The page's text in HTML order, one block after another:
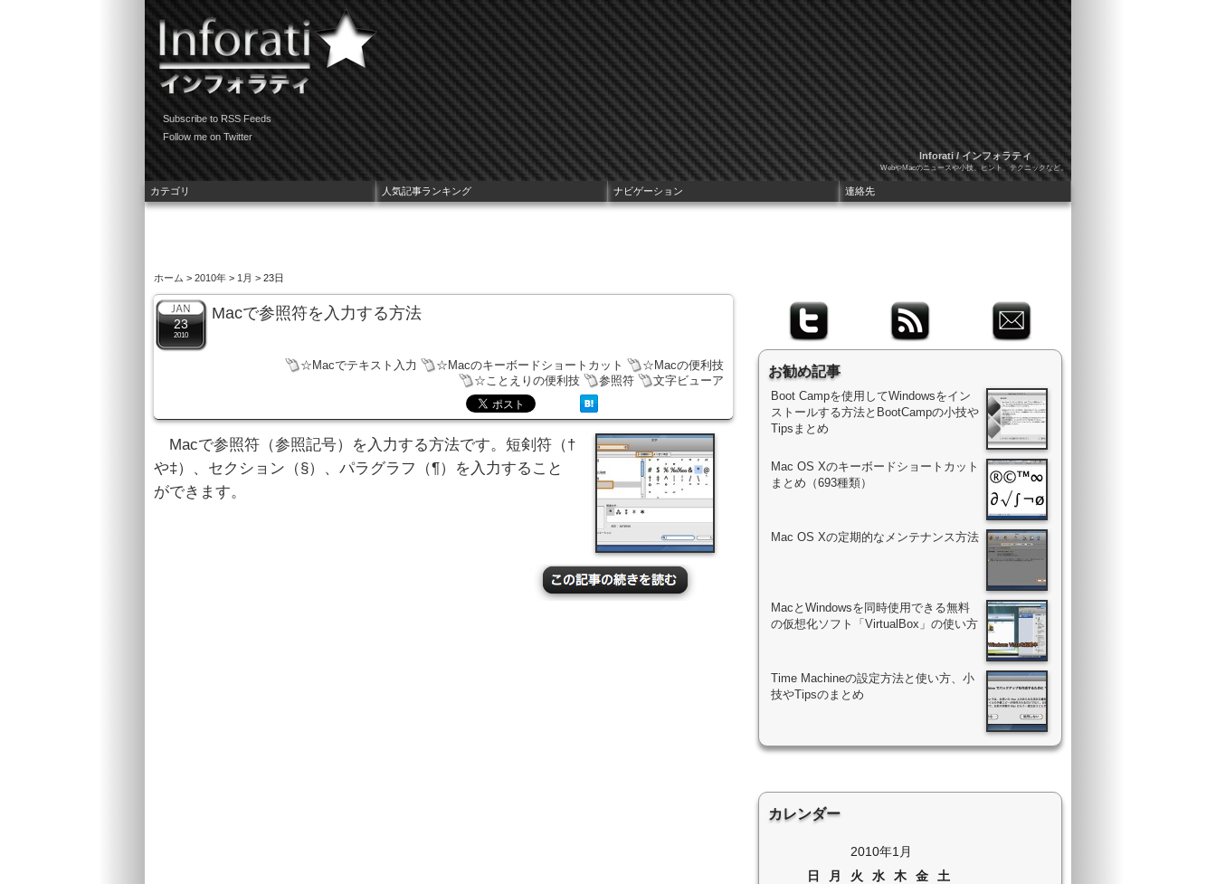
Inforati / インフォラティ
WebやMacのニュースや小技、ヒント、テクニックなど。
Subscribe to RSS Feeds
Follow me on Twitter
ホーム > 2010年 > 1月 > 23日
23
2010
Macで参照符を入力する方法
☆Macでテキスト入力 ☆Macのキーボードショートカット
☆Macの便利技
☆ことえりの便利技
参照符 文字ビューア
Macで参照符（参照記号）を入力する方法です。短剣符（†
や‡）、セクション（§）、パラグラフ（¶）を入力すること
ができます。
お勧め記事
Boot Campを使用してWindowsをイン
ストールする方法とBootCampの小技や
Tipsまとめ
Mac OS Xのキーボードショートカット
まとめ（693種類）
Mac OS Xの定期的なメンテナンス方法
MacとWindowsを同時使用できる無料
の仮想化ソフト「VirtualBox」の使い方
Time Machineの設定方法と使い方、小
技やTipsのまとめ
カレンダー
2010年1月
日
月 火 水 木 金 土
カテゴリ 人気記事ランキング ナビゲーション 連絡先